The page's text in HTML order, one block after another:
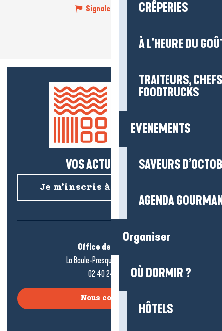
CRÊPERIES
À L'HEURE DU
TRAITEURS,
FOODTRUCKS
EVENEMENTS
SAVEURS
AGENDA
Organiser
OÙ DORMIR ?
HÔTELS
Signaler une erreur
VOS ACTUS SALÉES !
Je m’inscris à la newsletter
Office de tourisme
La Baule-Presqu’île de Guérande
02 40 24 34 44
Nous contacter